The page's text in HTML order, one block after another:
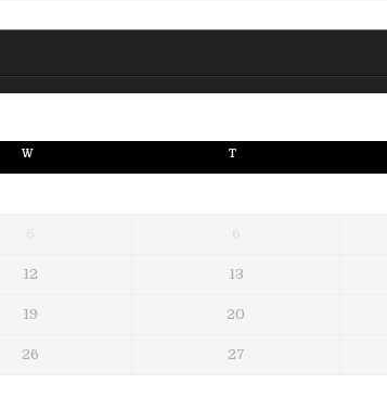
W T
5 6
12 13
19 20
26 27